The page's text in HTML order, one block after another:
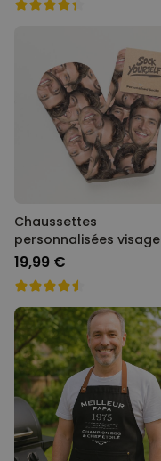
Chaussettes
personnalisées visage
19,99 €